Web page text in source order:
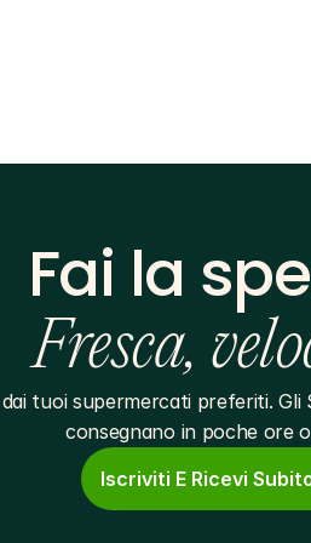
Fai la
Fresca,
tuoi supermercati preferiti.
consegnano in poche ore
Iscriviti E Ricevi